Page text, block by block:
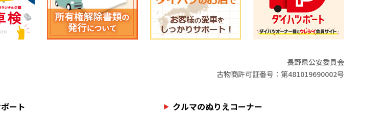
長野県公安委員会
古物商許可証番号：第481019690002号
ート
クルマのぬりえコーナー